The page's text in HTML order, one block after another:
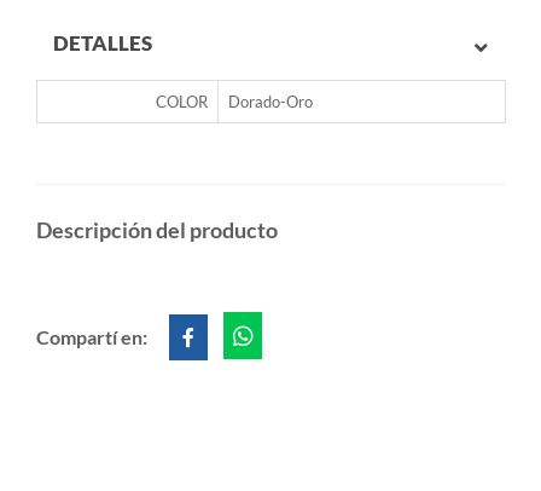
DETALLES
COLOR Dorado-Oro
Descripción del producto
Compartí en: